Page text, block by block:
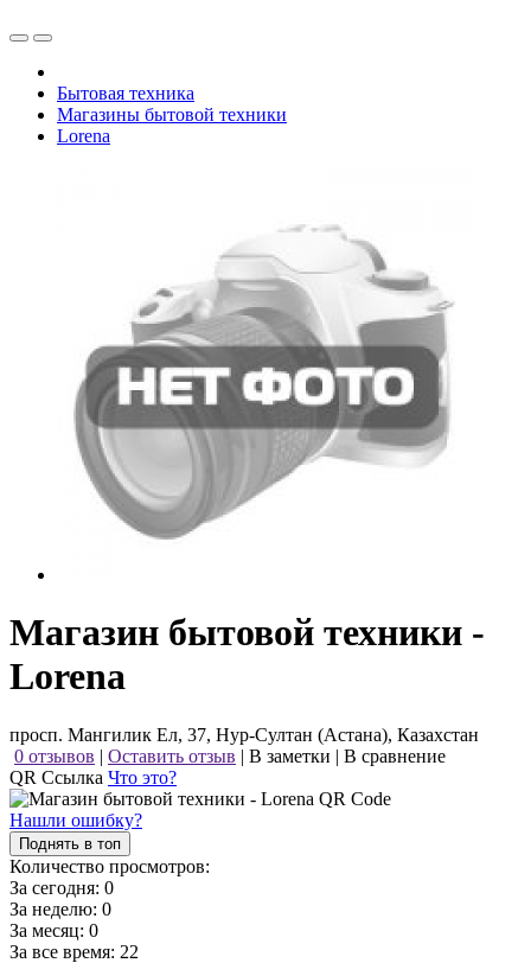
Бытовая техника
Магазины бытовой техники
Lorena
Магазин бытовой техники -
Lorena
просп. Мангилик Ел, 37, Нур-Султан (Астана), Казахстан
0 отзывов | Оставить отзыв | В заметки | В сравнение
QR Ссылка Что это?
Нашли ошибку?
Поднять в топ
Количество просмотров:
За сегодня: 0
За неделю: 0
За месяц: 0
За все время: 22